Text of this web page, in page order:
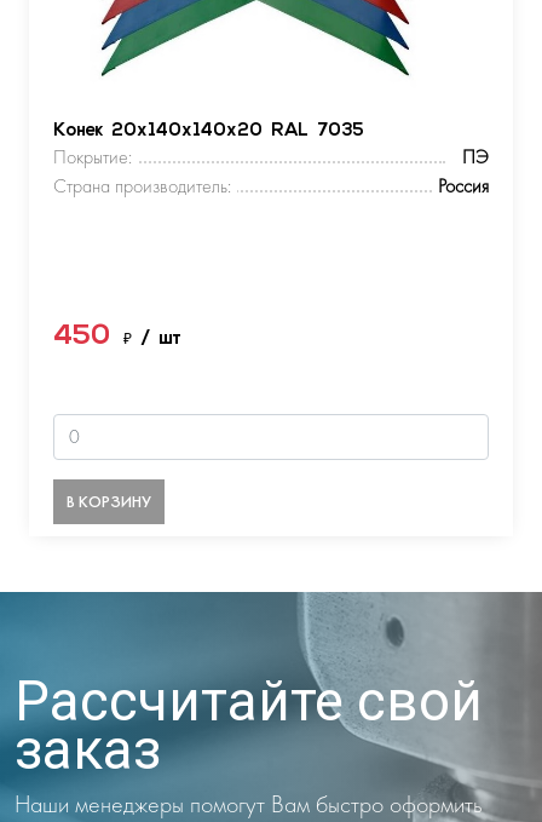
Конек 20х140х140х20 RAL 7035
Покрытие:
ПЭ
Страна производитель:
Россия
450 ₽ / шт
В КОРЗИНУ
Рассчитайте свой
заказ
Наши менеджеры помогут Вам быстро оформить